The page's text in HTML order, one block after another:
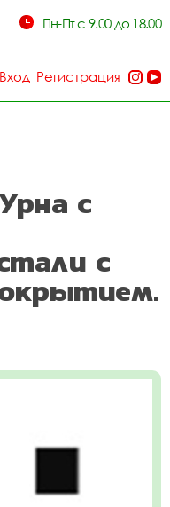
Пн-Пт с 9.00 до 18.00
Вход Регистрация
с
с